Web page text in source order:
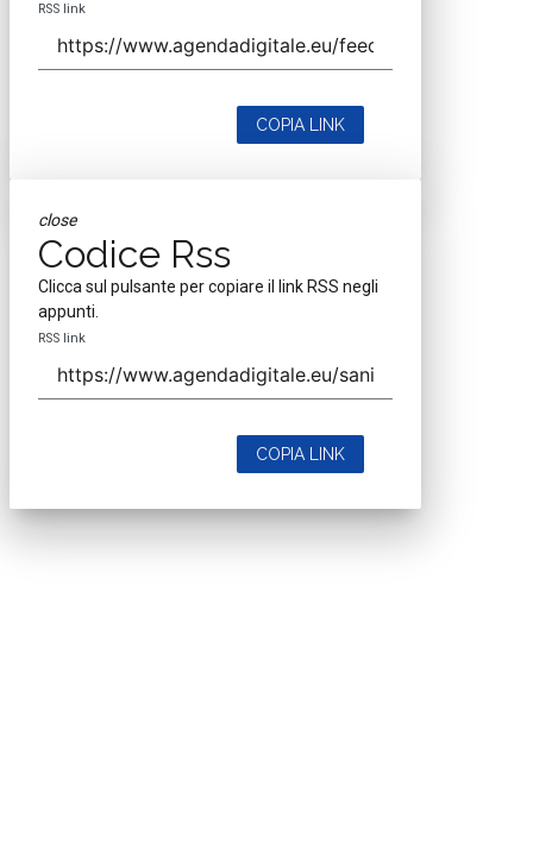
RSS link
COPIA LINK
close
Codice Rss
Clicca sul pulsante per copiare il link RSS negli
appunti.
RSS link
COPIA LINK